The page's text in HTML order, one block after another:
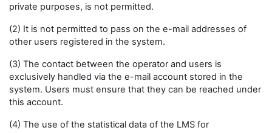
private purposes, is not permitted.
(2) It is not permitted to pass on the e-mail addresses of
other users registered in the system.
(3) The contact between the operator and users is
exclusively handled via the e-mail account stored in the
system. Users must ensure that they can be reached under
this account.
(4) The use of the statistical data of the LMS for